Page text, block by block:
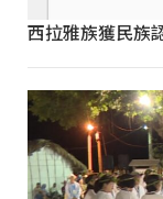
西拉雅族獲民族